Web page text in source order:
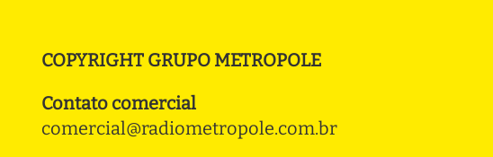
COPYRIGHT GRUPO METROPOLE
Contato comercial
comercial@radiometropole.com.br